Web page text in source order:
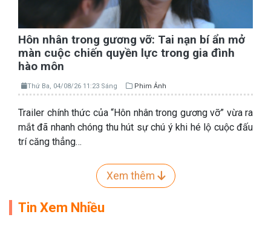
Hôn nhân trong gương vỡ: Tai nạn bí ẩn mở
màn cuộc chiến quyền lực trong gia đình
hào môn
Thứ Ba, 04/08/26 11:23 Sáng Phim Ảnh
Trailer chính thức của “Hôn nhân trong gương vỡ” vừa ra
mắt đã nhanh chóng thu hút sự chú ý khi hé lộ cuộc đấu
trí căng thẳng…
Xem thêm
Tin Xem Nhiều